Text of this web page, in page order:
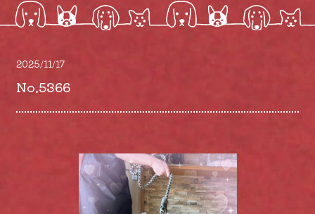
2025/11/17
No.5366